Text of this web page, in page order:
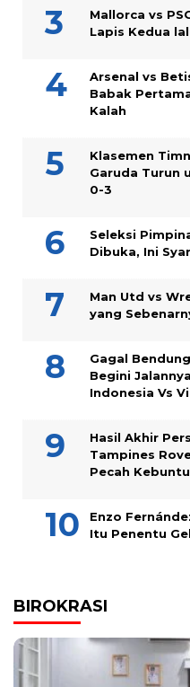
Mallorca vs
Lapis Kedua
Arsenal vs
Babak
Kalah
Klasemen
Garuda Turun
0-3
Seleksi
Dibuka, Ini
Man Utd vs
yang
Gagal
Begini
Indonesia Vs
Hasil Akhir
Tampines
Pecah
Enzo
Itu Penentu
BIROKRASI